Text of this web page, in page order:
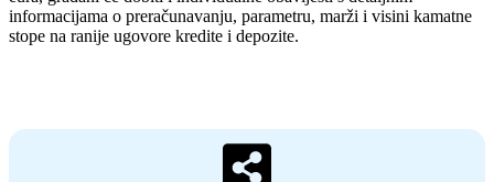
informacijama o preračunavanju, parametru, marži i visini kamatne
stope na ranije ugovore kredite i depozite.